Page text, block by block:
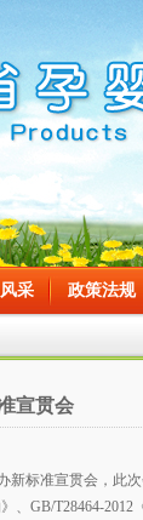
采 政策法规
宣贯会
标准宣贯会，此
、GB/T28464-2012